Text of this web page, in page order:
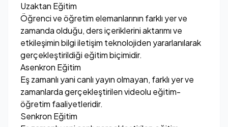
Uzaktan Eğitim
Öğrenci ve öğretim elemanlarının farklı yer ve
zamanda olduğu, ders içeriklerini aktarımı ve
etkileşimin bilgi iletişim teknolojiden yararlanılarak
gerçekleştirildiği eğitim biçimidir.
Asenkron Eğitim
Eş zamanlı yani canlı yayın olmayan, farklı yer ve
zamanlarda gerçekleştirilen videolu eğitim-
öğretim faaliyetleridir.
Senkron Eğitim